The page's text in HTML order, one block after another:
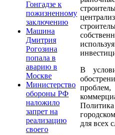
Гонгадзе к
пожизненному
заключению
Машина
Дмитрия
Рогозина
попала в
аварию в
Москве
Министерство
обороны РФ
наложило
запрет на
реализацию
своего
В
для всех